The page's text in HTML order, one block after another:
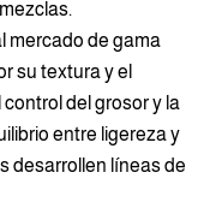
mercado de gama
su textura y el
del grosor y la
entre ligereza y
desarrollen líneas de